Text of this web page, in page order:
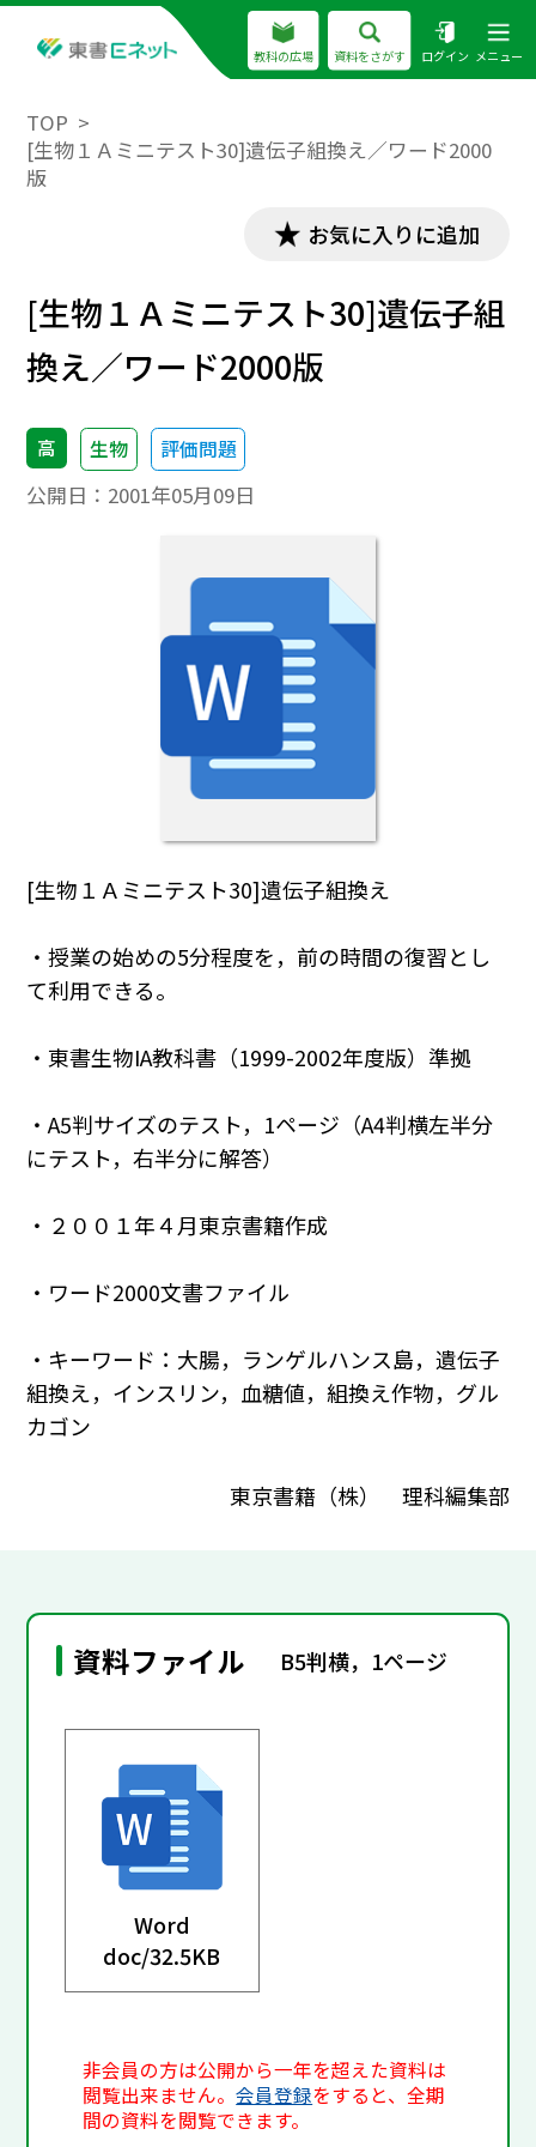
教科の広場 資料をさがす ログイン メニュー
TOP
[生物１Ａミニテスト30]遺伝子組換え／ワード2000
版
お気に入りに追加
[生物１Ａミニテスト30]遺伝子組
換え／ワード2000版
高 生物 評価問題
公開日： 2001年05月09日
[生物１Ａミニテスト30]遺伝子組換え
・授業の始めの5分程度を，前の時間の復習とし
て利用できる。
・東書生物IA教科書（1999-2002年度版）準拠
・A5判サイズのテスト，1ページ（A4判横左半分
にテスト，右半分に解答）
・２００１年４月東京書籍作成
・ワード2000文書ファイル
・キーワード：大腸，ランゲルハンス島，遺伝子
組換え，インスリン，血糖値，組換え作物，グル
カゴン
東京書籍（株） 理科編集部
資料ファイル B5判横，1ページ
Word
doc/32.5KB
非会員の方は公開から一年を超えた資料は
閲覧出来ません。会員登録をすると、全期
間の資料を閲覧できます。